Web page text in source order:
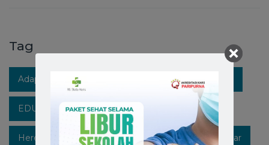
Tag
Adaptasi Kebiasaan Baru Berita RS Stella Maris
EDUKASIKESEHATAN
Hereforyou Hidupsehat Hospitalinmakassar